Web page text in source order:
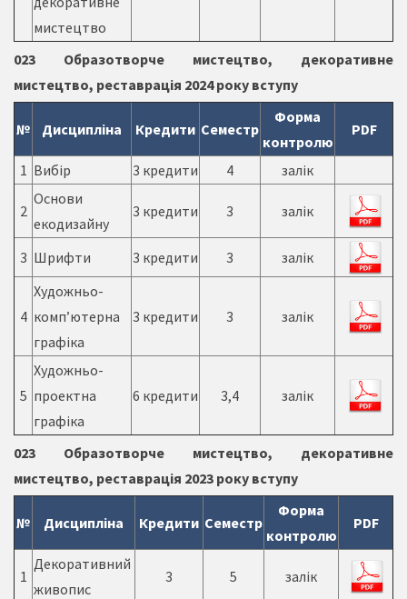
мистецтво
023 Образотворче мистецтво, декоративне
мистецтво, реставрація 2024 року вступу
№ Дисципліна Кредити Семестр
Форма
контролю
PDF
1 Вибір 3 кредити 4 залік
2
Основи
екодизайну
3 кредити 3 залік
3 Шрифти 3 кредити 3 залік
4
Художньо-
комп’ютерна
графіка
3 кредити 3 залік
5
Художньо-
проектна
графіка
6 кредити 3,4 залік
023 Образотворче мистецтво, декоративне
мистецтво, реставрація 2023 року вступу
№ Дисципліна Кредити Семестр
Форма
контролю
PDF
1
Декоративний
живопис
3 5 залік